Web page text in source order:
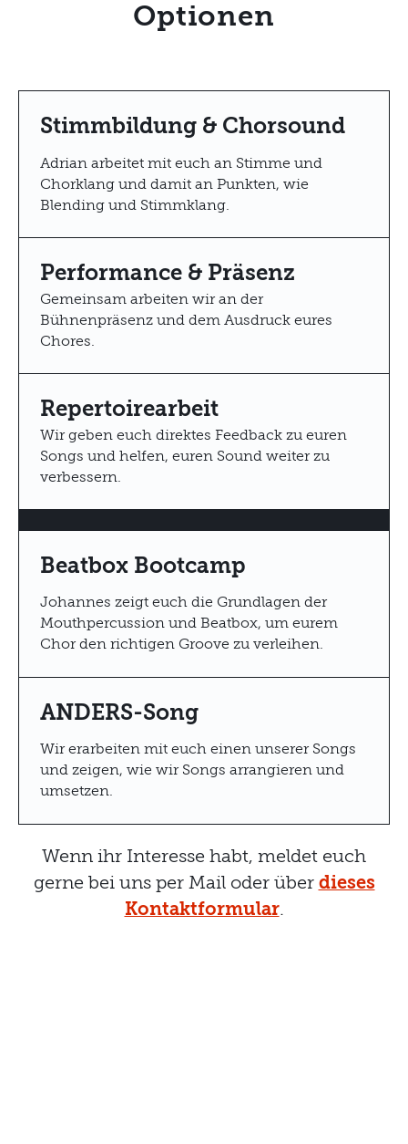
Optionen
Stimmbildung & Chorsound
Adrian arbeitet mit euch an Stimme und
Chorklang und damit an Punkten, wie
Blending und Stimmklang.
Performance & Präsenz
Gemeinsam arbeiten wir an der
Bühnenpräsenz und dem Ausdruck eures
Chores.
Repertoirearbeit
Wir geben euch direktes Feedback zu euren
Songs und helfen, euren Sound weiter zu
verbessern.
Beatbox Bootcamp
Johannes zeigt euch die Grundlagen der
Mouthpercussion und Beatbox, um eurem
Chor den richtigen Groove zu verleihen.
ANDERS-Song
Wir erarbeiten mit euch einen unserer Songs
und zeigen, wie wir Songs arrangieren und
umsetzen.
Wenn ihr Interesse habt, meldet euch
gerne bei uns per Mail oder über dieses
Kontaktformular.